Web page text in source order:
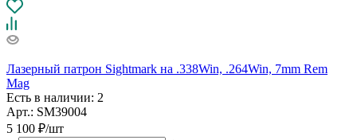
Лазерный патрон Sightmark на .338Win, .264Win, 7mm Rem
Mag
Есть в наличии: 2
Арт.: SM39004
5 100 ₽/шт